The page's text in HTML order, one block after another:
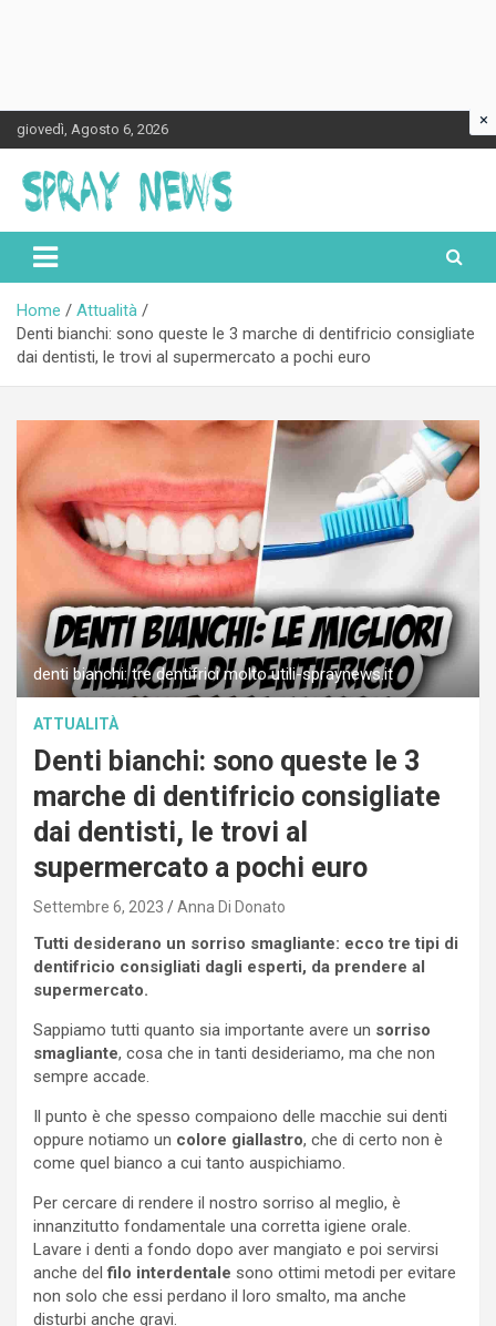
Skip
to
content
giovedì, Agosto 6, 2026
Spraynews.it
Home
Attualità
Denti bianchi: sono queste le 3 marche di dentifricio consigliate
dai dentisti, le trovi al supermercato a pochi euro
denti bianchi: tre dentifrici molto utili-spraynews.it
ATTUALITÀ
Denti bianchi: sono queste le 3
marche di dentifricio consigliate
dai dentisti, le trovi al
supermercato a pochi euro
Settembre 6, 2023 Anna Di Donato
Tutti desiderano un sorriso smagliante: ecco tre tipi di
dentifricio consigliati dagli esperti, da prendere al
supermercato.
Sappiamo tutti quanto sia importante avere un sorriso
smagliante, cosa che in tanti desideriamo, ma che non
sempre accade.
Il punto è che spesso compaiono delle macchie sui denti
oppure notiamo un colore giallastro, che di certo non è
come quel bianco a cui tanto auspichiamo.
Per cercare di rendere il nostro sorriso al meglio, è
innanzitutto fondamentale una corretta igiene orale.
Lavare i denti a fondo dopo aver mangiato e poi servirsi
anche delfilo interdentale sono ottimi metodi per evitare
non solo che essi perdano il loro smalto, ma anche
disturbi anche gravi.
×